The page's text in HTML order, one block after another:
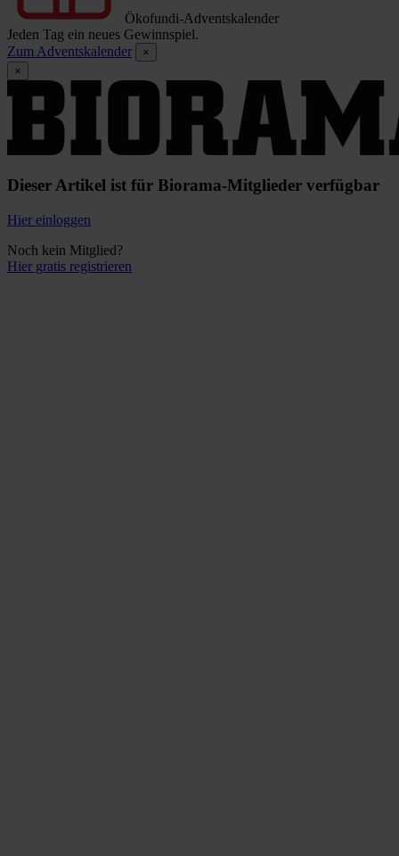
Ökofundi-Adventskalender
Jeden Tag ein neues Gewinnspiel.
Zum Adventskalender
×
×
Dieser Artikel ist für Biorama-Mitglieder verfügbar
Hier einloggen
Noch kein Mitglied?
Hier gratis registrieren